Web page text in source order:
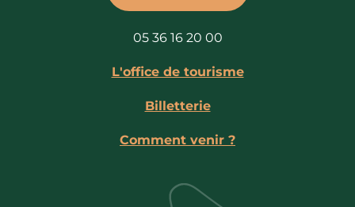
05 36 16 20 00
L'office de tourisme
Billetterie
Comment venir ?